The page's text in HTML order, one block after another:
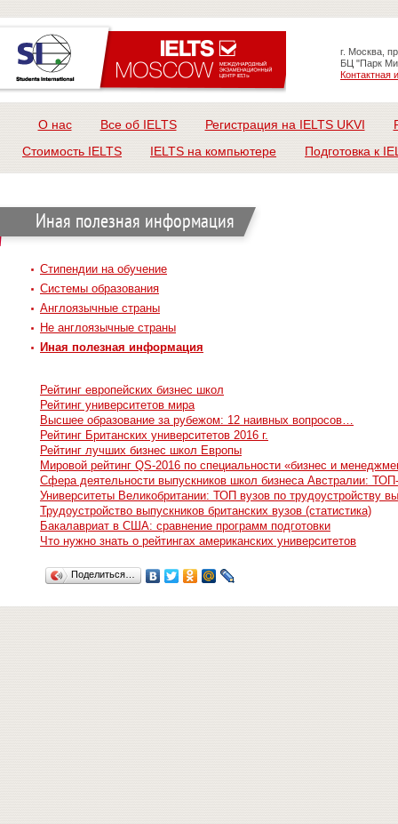
г. Москва,
БЦ "Парк
Контактная
О нас Все об IELTS Регистрация на IELTS UKVI
Стоимость IELTS
IELTS на компьютере Подготовка к
Иная полезная информация
Стипендии на обучение
Системы образования
Англоязычные страны
Не англоязычные страны
Иная полезная информация
Рейтинг европейских бизнес школ
Рейтинг университетов мира
Высшее образование за рубежом: 12 наивных вопросов…
Рейтинг Британских университетов 2016 г.
Рейтинг лучших бизнес школ Европы
Мировой рейтинг QS-2016 по специальности «бизнес и
Сфера деятельности выпускников школ бизнеса Австралии:
Университеты Великобритании: ТОП вузов по трудоустройству
Трудоустройство выпускников британских вузов (статистика)
Бакалавриат в США: сравнение программ подготовки
Что нужно знать о рейтингах американских университетов
Поделиться…